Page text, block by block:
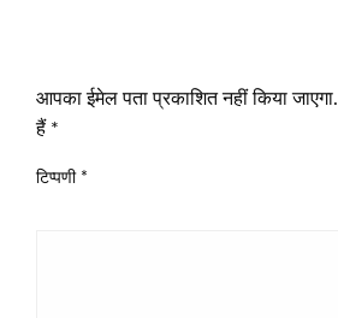
आपका ईमेल पता प्रकाशित नहीं किया जाएगा.
हैं *
टिप्पणी *